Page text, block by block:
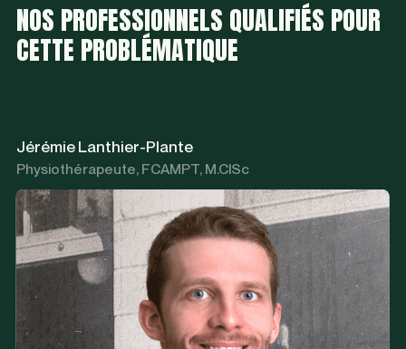
NOS PROFESSIONNELS QUALIFIÉS POUR
CETTE PROBLÉMATIQUE
Jérémie Lanthier-Plante
Physiothérapeute, FCAMPT, M.ClSc